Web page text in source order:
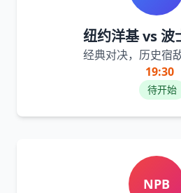
纽约洋基 vs 波
经典对决，历史宿
19:30
待开始
NPB